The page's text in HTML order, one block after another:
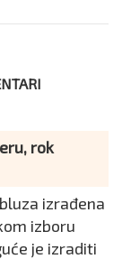
rok
izrađena
izboru
je izraditi